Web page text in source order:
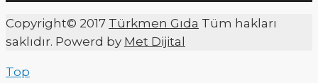
Copyright© 2017 Türkmen Gıda Tüm hakları
saklıdır. Powerd by Met Dijital
Top